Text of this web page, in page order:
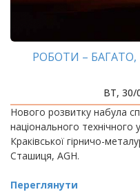
РОБОТИ –
ВТ, 30/
Нового розвитку набула
національного технічного
Краківської гірничо-
Сташиця, AGH.
Переглянути